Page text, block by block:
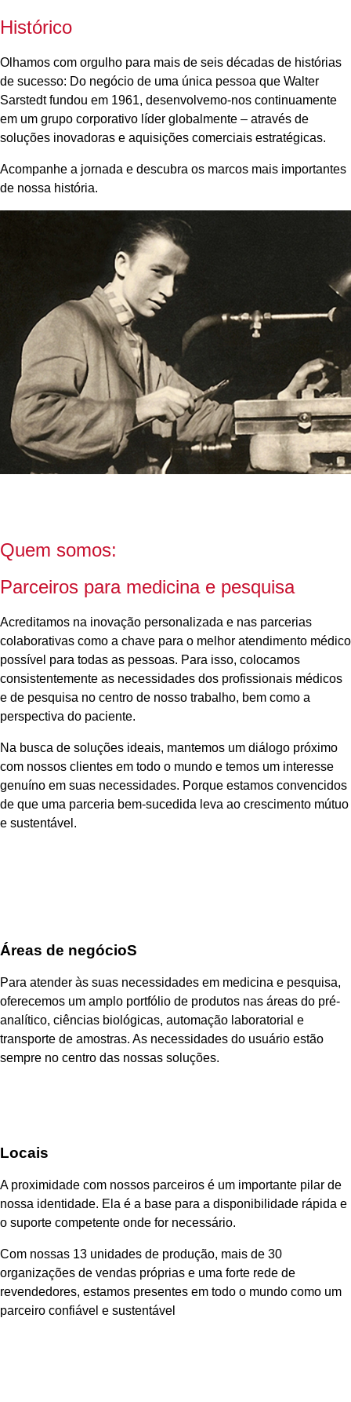
Histórico
Olhamos com orgulho para mais de seis décadas de histórias
de sucesso: Do negócio de uma única pessoa que Walter
Sarstedt fundou em 1961, desenvolvemo-nos continuamente
em um grupo corporativo líder globalmente – através de
soluções inovadoras e aquisições comerciais estratégicas.
Acompanhe a jornada e descubra os marcos mais importantes
de nossa história.
Quem somos:
Parceiros para medicina e pesquisa
Acreditamos na inovação personalizada e nas parcerias
colaborativas como a chave para o melhor atendimento médico
possível para todas as pessoas. Para isso, colocamos
consistentemente as necessidades dos profissionais médicos
e de pesquisa no centro de nosso trabalho, bem como a
perspectiva do paciente.
Na busca de soluções ideais, mantemos um diálogo próximo
com nossos clientes em todo o mundo e temos um interesse
genuíno em suas necessidades. Porque estamos convencidos
de que uma parceria bem-sucedida leva ao crescimento mútuo
e sustentável.
Áreas de negócioS
Para atender às suas necessidades em medicina e pesquisa,
oferecemos um amplo portfólio de produtos nas áreas do pré-
analítico, ciências biológicas, automação laboratorial e
transporte de amostras. As necessidades do usuário estão
sempre no centro das nossas soluções.
Locais
A proximidade com nossos parceiros é um importante pilar de
nossa identidade. Ela é a base para a disponibilidade rápida e
o suporte competente onde for necessário.
Com nossas 13 unidades de produção, mais de 30
organizações de vendas próprias e uma forte rede de
revendedores, estamos presentes em todo o mundo como um
parceiro confiável e sustentável